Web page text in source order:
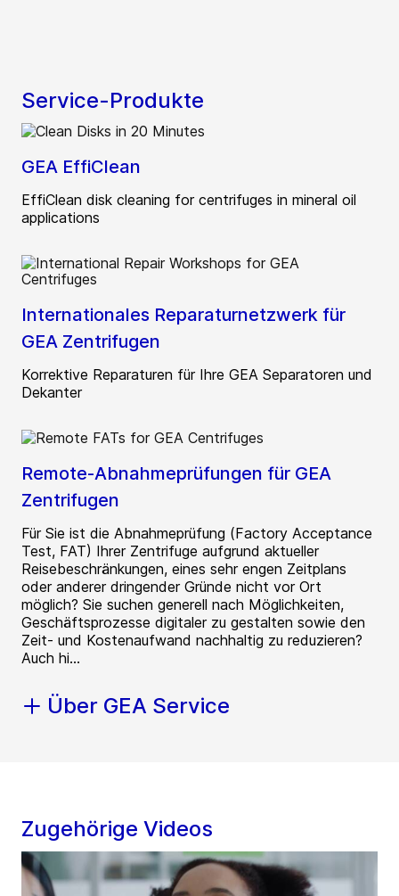
Service-Produkte
GEA EffiClean
EffiClean disk cleaning for centrifuges in mineral oil
applications
Internationales Reparaturnetzwerk für
GEA Zentrifugen
Korrektive Reparaturen für Ihre GEA Separatoren und
Dekanter
Remote-Abnahmeprüfungen für GEA
Zentrifugen
Für Sie ist die Abnahmeprüfung (Factory Acceptance
Test, FAT) Ihrer Zentrifuge aufgrund aktueller
Reisebeschränkungen, eines sehr engen Zeitplans
oder anderer dringender Gründe nicht vor Ort
möglich? Sie suchen generell nach Möglichkeiten,
Geschäftsprozesse digitaler zu gestalten sowie den
Zeit- und Kostenaufwand nachhaltig zu reduzieren?
Auch hi...
Über GEA Service
Zugehörige Videos